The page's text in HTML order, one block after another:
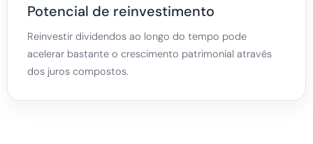
Potencial de reinvestimento
Reinvestir dividendos ao longo do tempo pode
acelerar bastante o crescimento patrimonial através
dos juros compostos.